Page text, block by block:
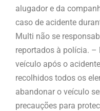
alugador e da
caso de acidente
Multi não se
reportados à polícia. –
veículo após o
recolhidos todos os
abandonar o veículo
precauções para